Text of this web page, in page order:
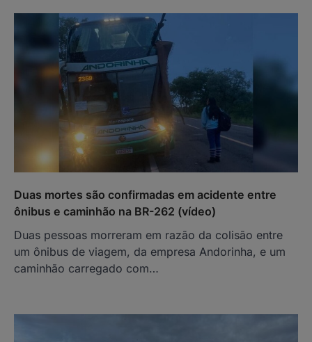
Duas mortes são confirmadas em acidente entre
ônibus e caminhão na BR-262 (vídeo)
Duas pessoas morreram em razão da colisão entre
um ônibus de viagem, da empresa Andorinha, e um
caminhão carregado com…